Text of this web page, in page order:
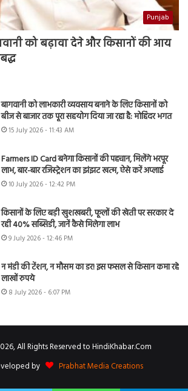
Punjab
को बढ़ावा देने और किसानों की आय
बागवानी को लाभकारी व्यवसाय बनाने के लिए किसानों को
बीज से बाजार तक पूरा सहयोग दिया जा रहा है: मोहिंदर भगत
15 July 2026 - 11:43 AM
Farmers ID Card बनेगा किसानों की पहचान, मिलेंगे भरपूर
लाभ, बार-बार रजिस्ट्रेशन का झंझट खत्म, ऐसे करें अप्लाई
10 July 2026 - 12:42 PM
किसानों के लिए बड़ी खुशखबरी, फूलों की खेती पर सरकार दे
रही 40% सब्सिडी, जानें कैसे मिलेगा लाभ
9 July 2026 - 12:46 PM
न मंडी की टेंशन, न मौसम का डर! इस फसल से किसान कमा रहे
लाखों रुपये
8 July 2026 - 6:07 PM
All Rights Reserved to HindiKhabar.Com
by
Prabhat Media Creations